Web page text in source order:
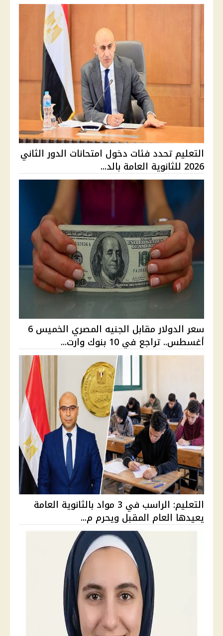
التعليم تحدد فئات دخول امتحانات الدور الثاني
2026 للثانوية العامة بالد...
سعر الدولار مقابل الجنيه المصري الخميس 6
أغسطس.. تراجع في 10 بنوك وارت...
التعليم: الراسب في 3 مواد بالثانوية العامة
يعيدها العام المقبل ويحرم م...